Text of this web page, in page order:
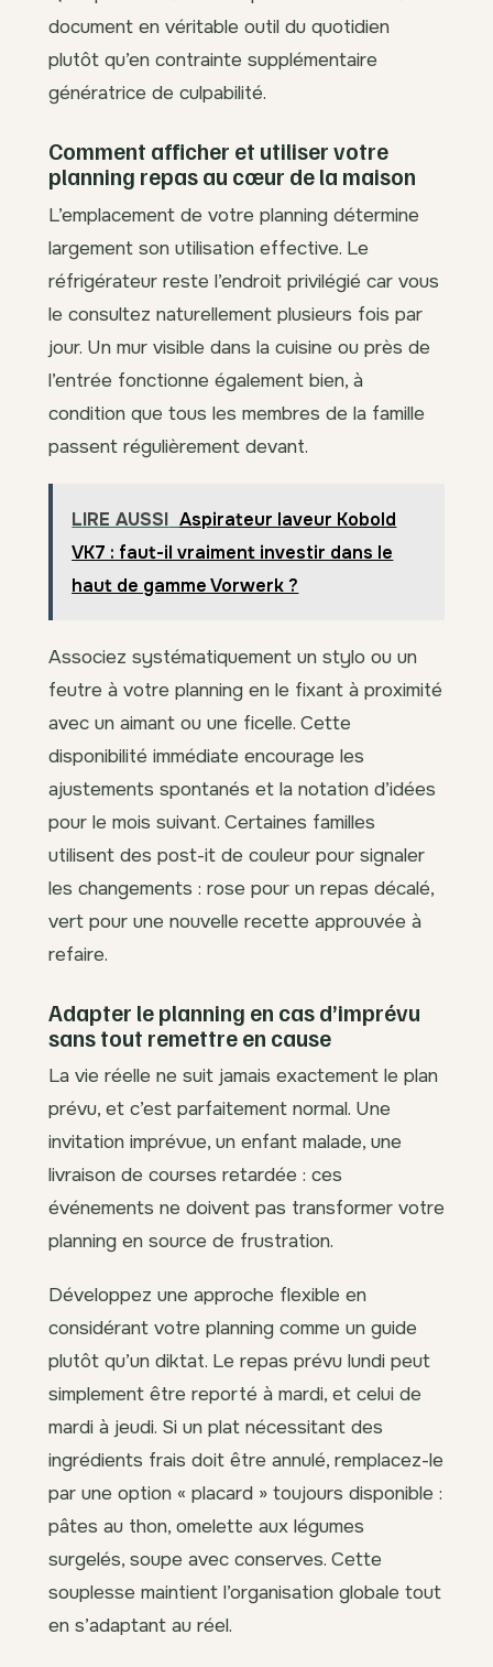
document en véritable outil du quotidien
plutôt qu’en contrainte supplémentaire
génératrice de culpabilité.
Comment afficher et utiliser votre
planning repas au cœur de la maison
L’emplacement de votre planning détermine
largement son utilisation effective. Le
réfrigérateur reste l’endroit privilégié car vous
le consultez naturellement plusieurs fois par
jour. Un mur visible dans la cuisine ou près de
l’entrée fonctionne également bien, à
condition que tous les membres de la famille
passent régulièrement devant.
LIRE AUSSI Aspirateur laveur Kobold
VK7 : faut-il vraiment investir dans le
haut de gamme Vorwerk ?
Associez systématiquement un stylo ou un
feutre à votre planning en le fixant à proximité
avec un aimant ou une ficelle. Cette
disponibilité immédiate encourage les
ajustements spontanés et la notation d’idées
pour le mois suivant. Certaines familles
utilisent des post-it de couleur pour signaler
les changements : rose pour un repas décalé,
vert pour une nouvelle recette approuvée à
refaire.
Adapter le planning en cas d’imprévu
sans tout remettre en cause
La vie réelle ne suit jamais exactement le plan
prévu, et c’est parfaitement normal. Une
invitation imprévue, un enfant malade, une
livraison de courses retardée : ces
événements ne doivent pas transformer votre
planning en source de frustration.
Développez une approche flexible en
considérant votre planning comme un guide
plutôt qu’un diktat. Le repas prévu lundi peut
simplement être reporté à mardi, et celui de
mardi à jeudi. Si un plat nécessitant des
ingrédients frais doit être annulé, remplacez-le
par une option « placard » toujours disponible :
pâtes au thon, omelette aux légumes
surgelés, soupe avec conserves. Cette
souplesse maintient l’organisation globale tout
en s’adaptant au réel.